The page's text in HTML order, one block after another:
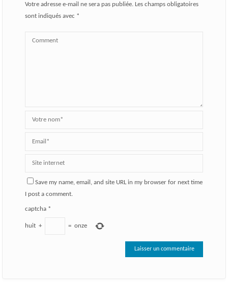
Votre adresse e-mail ne sera pas publiée. Les champs obligatoires
sont indiqués avec *
Save my name, email, and site URL in my browser for next time
I post a comment.
captcha*
huit + = onze